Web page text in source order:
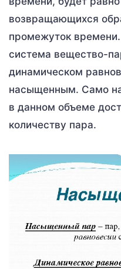
возвращающихся
промежуток
система вещество-
динамическом
насыщенным. Само
в данном объеме
количеству пара.